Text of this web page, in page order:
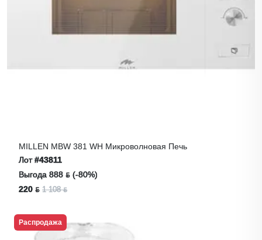
MILLEN MBW 381 WH Микроволновая Печь
Лот#43811
Выгода 888 ƃ (-80%)
220 ƃ 1 108 ƃ
Распродажа